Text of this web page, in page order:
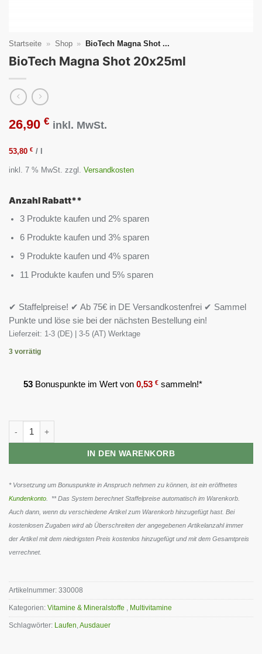
Startseite » Shop » BioTech Magna Shot ...
BioTech Magna Shot 20x25ml
26,90 € inkl. MwSt.
53,80 € /
inkl. 7 % MwSt. zzgl. Versandkosten
Anzahl Rabatt**
3 Produkte kaufen und 2% sparen
6 Produkte kaufen und 3% sparen
9 Produkte kaufen und 4% sparen
11 Produkte kaufen und 5% sparen
✔ Staffelpreise! ✔ Ab 75€ in DE Versandkostenfrei ✔ Sammel
Punkte und löse sie bei der nächsten Bestellung ein!
Lieferzeit: 1-3 (DE) | 3-5 (AT) Werktage
3 vorrätig
53 Bonuspunkte im Wert von 0,53 € sammeln!*
BioTech Magna Shot 20x25ml Menge
IN DEN WARENKORB
* Vorsetzung um Bonuspunkte in Anspruch nehmen zu können, ist ein eröffnetes
Kundenkonto . ** Das System berechnet Staffelpreise automatisch im Warenkorb.
Auch dann, wenn du verschiedene Artikel zum Warenkorb hinzugefügt hast. Bei
kostenlosen Zugaben wird ab Überschreiten der angegebenen Artikelanzahl immer
der Artikel mit dem niedrigsten Preis kostenlos hinzugefügt und mit dem Gesamtpreis
verrechnet.
Artikelnummer: 330008
Kategorien: Vitamine & Mineralstoffe , Multivitamine
Schlagwörter: Laufen,Ausdauer